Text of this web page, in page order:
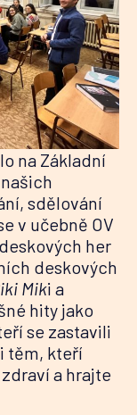
na Základní
sdělování
v učebně OV
her
deskových
Miki a
hity jako
se zastavili
těm, kteří
a hrajte